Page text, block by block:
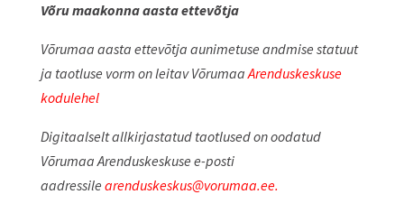
Võru maakonna aasta ettevõtja
Võrumaa aasta ettevõtja aunimetuse andmise statuut
ja taotluse vorm on leitav VõrumaaArenduskeskuse
kodulehel
Digitaalselt allkirjastatud taotlused on oodatud
Võrumaa Arenduskeskuse e-posti
aadressile arenduskeskus@vorumaa.ee.